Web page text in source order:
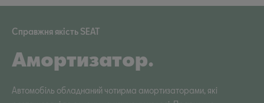
Справжня якість SEAT
Амортизатор.
Автомобіль обладнаний чотирма амортизаторами, які